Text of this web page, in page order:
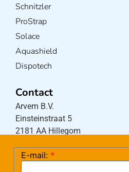
Schnitzler
ProStrap
Solace
Aquashield
Dispotech
Contact
Arvem B.V.
Einsteinstraat 5
2181 AA Hillegom
E-mail: *